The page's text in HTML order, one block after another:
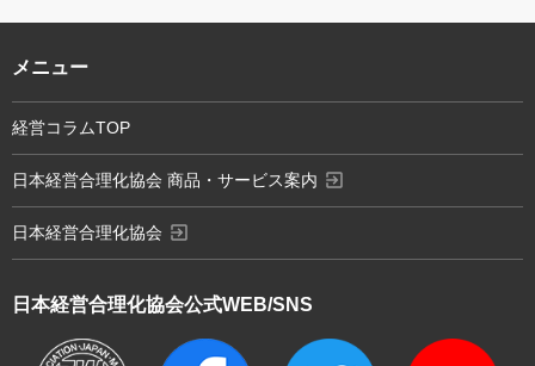
日本経営合理化協会公式WEB/SNS
メニュー
経営コラムTOP
日本経営合理化協会 商品・サービス案内 exit_to_app
日本経営合理化協会 exit_to_app